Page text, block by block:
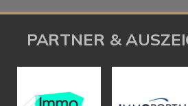
PARTNER &